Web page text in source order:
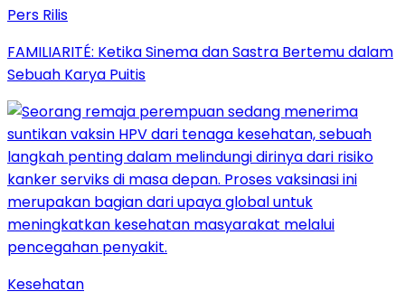
Pers Rilis
FAMILIARITÉ: Ketika Sinema dan Sastra Bertemu dalam
Sebuah Karya Puitis
Kesehatan